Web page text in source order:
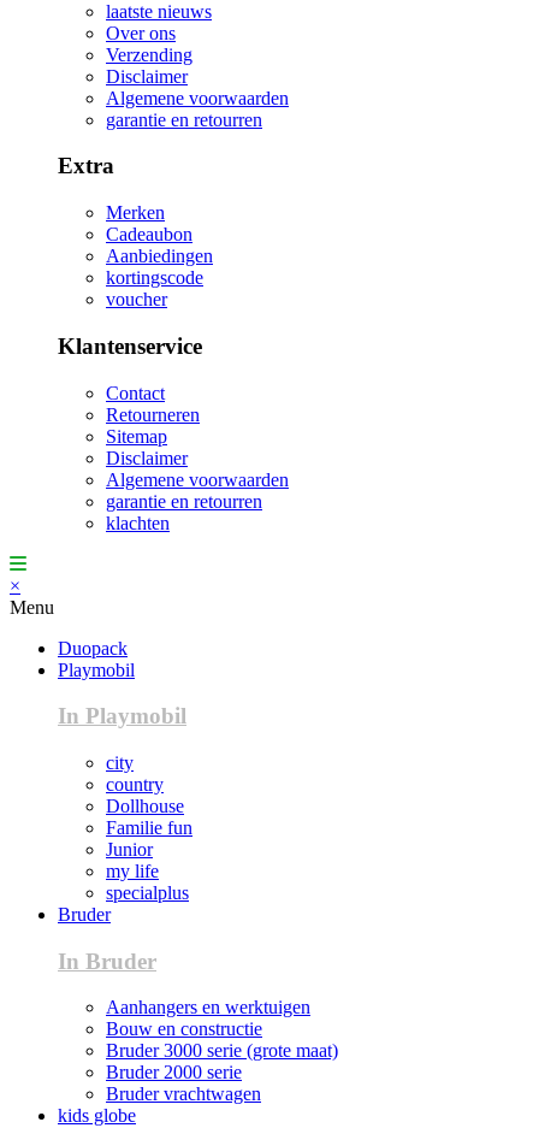
laatste nieuws
Over ons
Verzending
Disclaimer
Algemene voorwaarden
garantie en retourren
Extra
Merken
Cadeaubon
Aanbiedingen
kortingscode
voucher
Klantenservice
Contact
Retourneren
Sitemap
Disclaimer
Algemene voorwaarden
garantie en retourren
klachten
×
Menu
Duopack
Playmobil
In Playmobil
city
country
Dollhouse
Familie fun
Junior
my life
specialplus
Bruder
In Bruder
Aanhangers en werktuigen
Bouw en constructie
Bruder 3000 serie (grote maat)
Bruder 2000 serie
Bruder vrachtwagen
kids globe